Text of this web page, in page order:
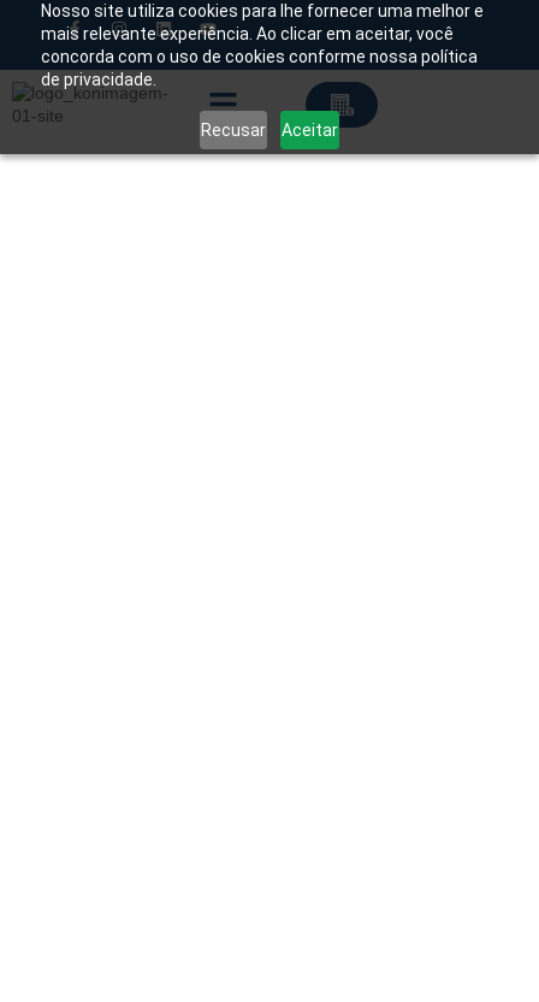
Nosso site utiliza cookies para lhe fornecer uma melhor e
mais relevante experiência. Ao clicar em aceitar, você
concorda com o uso de cookies conforme nossa política
de privacidade.
Recusar Aceitar